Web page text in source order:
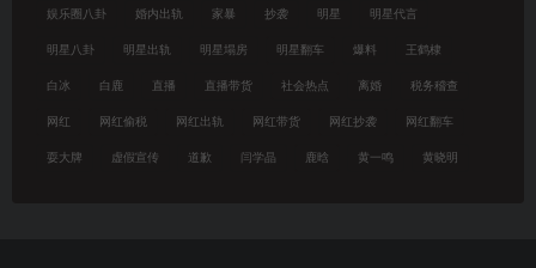
娱乐圈八卦 婚内出轨 家暴 抄袭 明星 明星代言
明星八卦 明星出轨 明星塌房 明星翻车 爆料 王鹤棣
白冰 白鹿 直播 直播带货 社会热点 离婚 税务稽查
网红 网红偷税 网红出轨 网红带货 网红抄袭 网红翻车
耍大牌 虚假宣传 道歉 闫学晶 鹿晗 黄一鸣 黄晓明